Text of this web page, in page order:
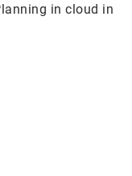
in cloud in